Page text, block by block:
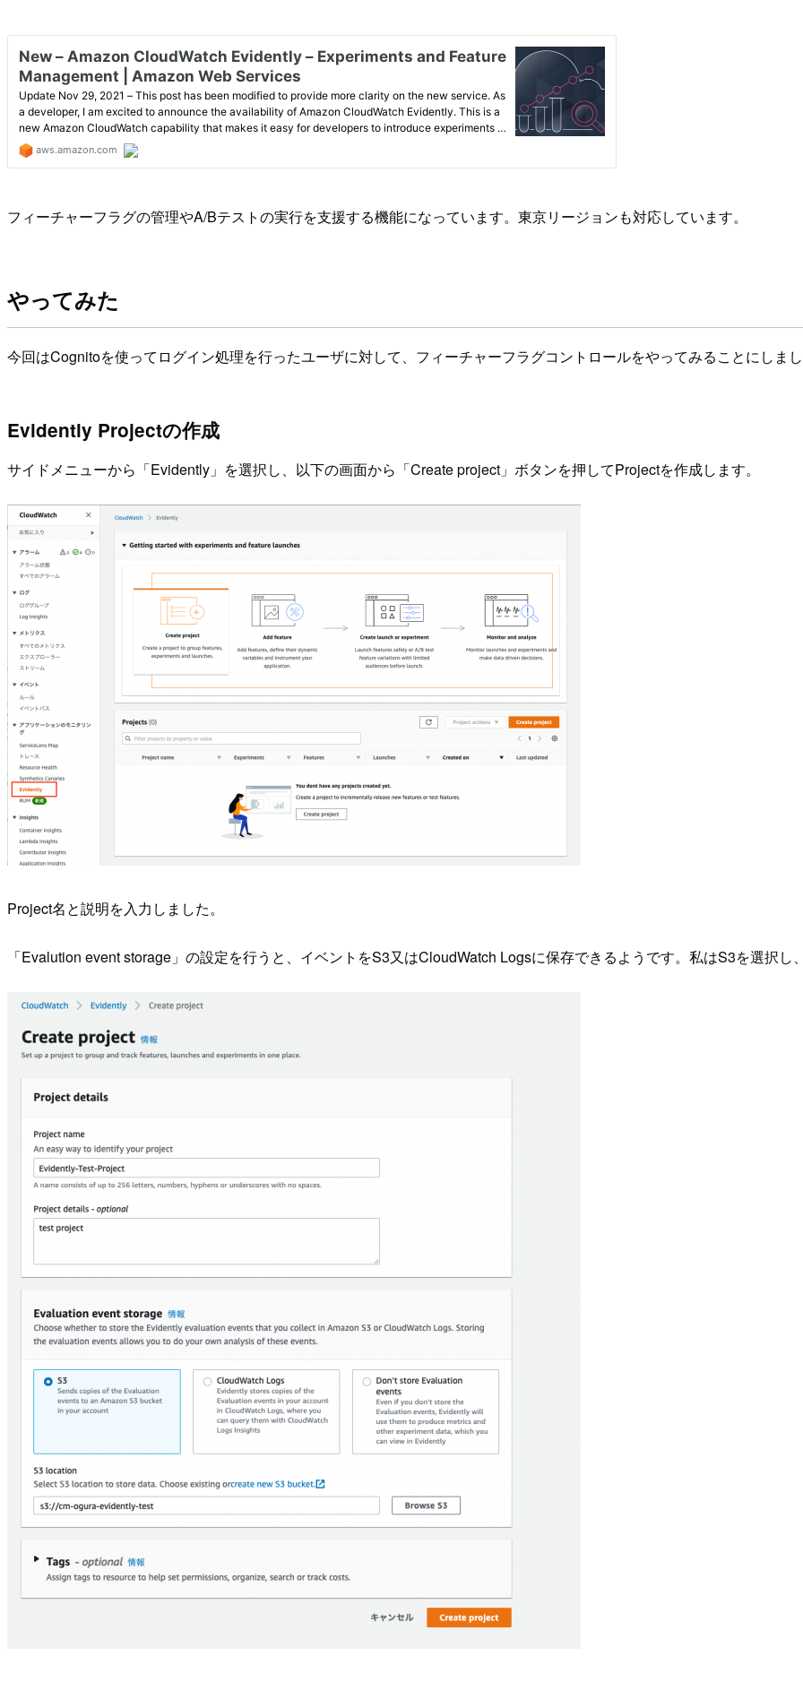
フィーチャーフラグの管理やA/Bテストの実行を支援する機能になっています。東京リージョンも対応しています。
やってみた
今回はCognitoを使ってログイン処理を行ったユーザに対して、フィーチャーフラグコントロールをやってみることにしま
Evidently Projectの作成
サイドメニューから「Evidently」を選択し、以下の画面から「Create project」ボタンを押してProjectを作成します。
Project名と説明を入力しました。
「Evalution event storage」の設定を行うと、イベントをS3又はCloudWatch Logsに保存できるようです。私はS3を選択